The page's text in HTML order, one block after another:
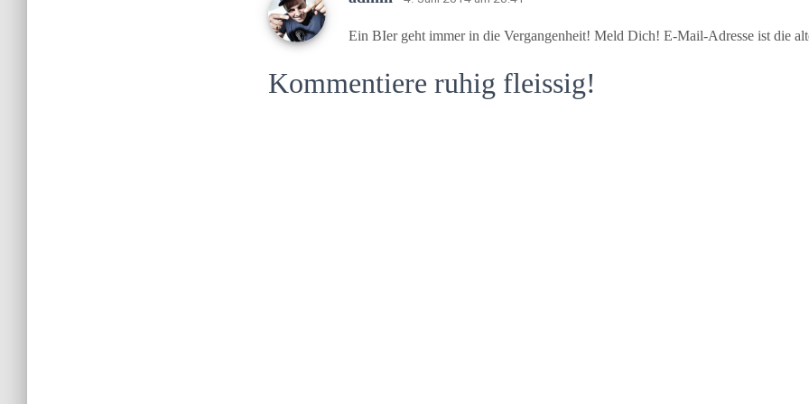
Ein BIer geht immer in die Vergangenheit! Meld Dich! E-Mail-Adresse ist die
Kommentiere ruhig fleissig!